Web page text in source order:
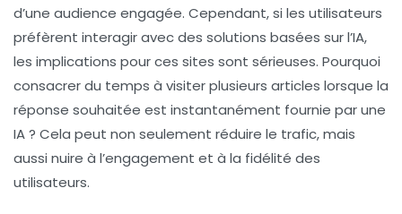
d’une audience engagée. Cependant, si les utilisateurs
préfèrent interagir avec des solutions basées sur l’IA,
les implications pour ces sites sont sérieuses. Pourquoi
consacrer du temps à visiter plusieurs articles lorsque la
réponse souhaitée est instantanément fournie par une
IA ? Cela peut non seulement réduire le trafic, mais
aussi nuire à l’engagement et à la fidélité des
utilisateurs.